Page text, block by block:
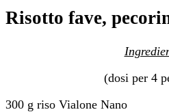
Risotto fave,
(dosi per 4
300 g riso Vialone Nano